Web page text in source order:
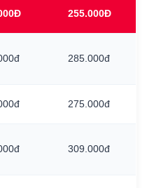
255.000Đ
285.000đ
275.000đ
309.000đ